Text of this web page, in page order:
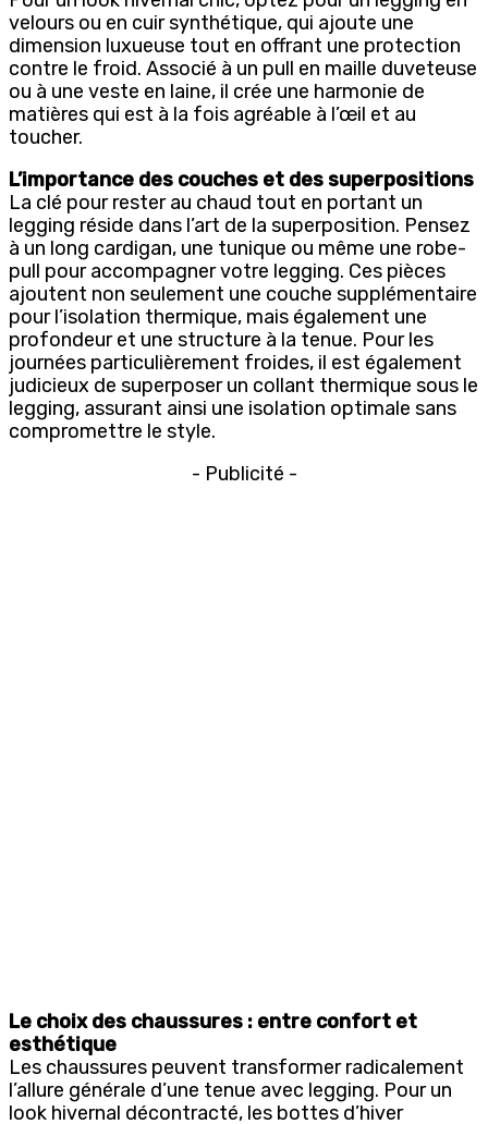
velours ou en cuir synthétique, qui ajoute une
dimension luxueuse tout en offrant une protection
contre le froid. Associé à un pull en maille duveteuse
ou à une veste en laine, il crée une harmonie de
matières qui est à la fois agréable à l’œil et au
toucher.
L’importance des couches et des superpositions
La clé pour rester au chaud tout en portant un
legging réside dans l’art de la superposition. Pensez
à un long cardigan, une tunique ou même une robe-
pull pour accompagner votre legging. Ces pièces
ajoutent non seulement une couche supplémentaire
pour l’isolation thermique, mais également une
profondeur et une structure à la tenue. Pour les
journées particulièrement froides, il est également
judicieux de superposer un collant thermique sous le
legging, assurant ainsi une isolation optimale sans
compromettre le style.
- Publicité -
Le choix des chaussures : entre confort et
esthétique
Les chaussures peuvent transformer radicalement
l’allure générale d’une tenue avec legging. Pour un
look hivernal décontracté, les bottes d’hiver